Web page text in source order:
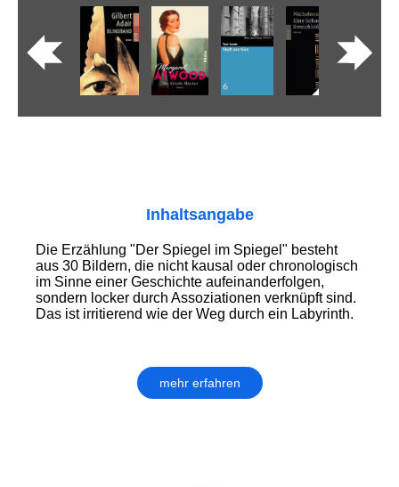
Inhaltsangabe
Die Erzählung "Der Spiegel im Spiegel" besteht
aus 30 Bildern, die nicht kausal oder chronologisch
im Sinne einer Geschichte aufeinanderfolgen,
sondern locker durch Assoziationen verknüpft sind.
Das ist irritierend wie der Weg durch ein Labyrinth.
mehr erfahren